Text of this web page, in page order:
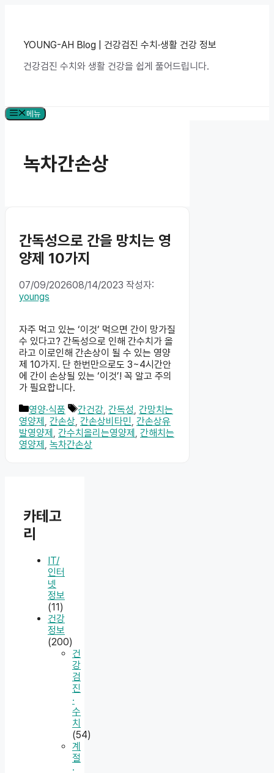
YOUNG-AH Blog | 건강검진 수치·생활 건강 정보
건강검진 수치와 생활 건강을 쉽게 풀어드립니다.
메뉴
녹차간손상
간독성으로 간을 망치는 영
양제 10가지
07/09/202608/14/2023 작성자:
youngs
자주 먹고 있는 ‘이것’ 먹으면 간이 망가질
수 있다고? 간독성으로 인해 간수치가 올
라고 이로인해 간손상이 될 수 있는 영양
제 10가지. 단 한번만으로도 3~4시간안
에 간이 손상될 있는 ‘이것’! 꼭 알고 주의
가 필요합니다.
카
테
고
리
영양·식품
태
그
간건강, 간독성, 간망치는
영양제, 간손상, 간손상비타민, 간손상유
발영양제, 간수치올리는영양제, 간해치는
영양제, 녹차간손상
카테고
리
IT/
인터
넷
정보
(11)
건강
정보
(200)
건
강
검
진
·
수
치
(54)
계
절
·